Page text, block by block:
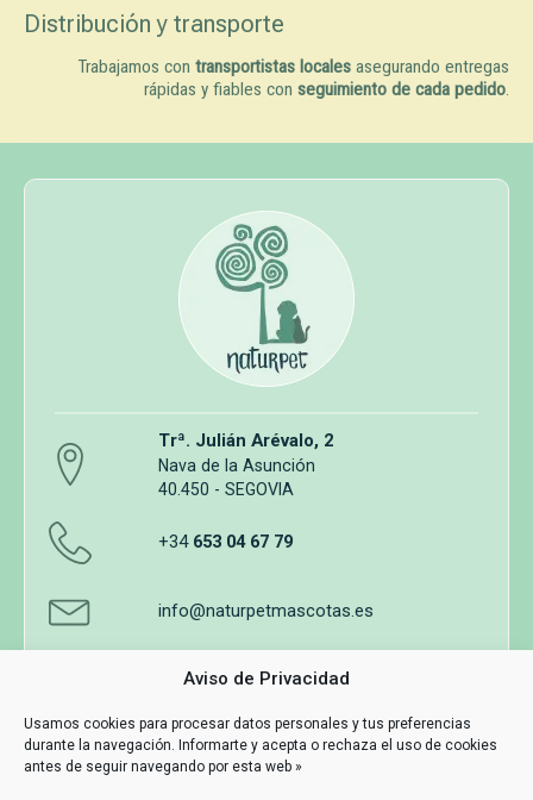
Aviso de Privacidad
Usamos cookies para procesar datos personales y tus preferencias
durante la navegación. Informarte y acepta o rechaza el uso de cookies
antes de seguir navegando por esta web »
Distribución y transporte
Trabajamos con transportistas locales asegurando entregas
rápidas y fiables con seguimiento de cada pedido.
Trª. Julián Arévalo, 2
Nava de la Asunción
40.450 - SEGOVIA
+34 653 04 67 79
info@naturpetmascotas.es
Aviso legal Política de privacidad